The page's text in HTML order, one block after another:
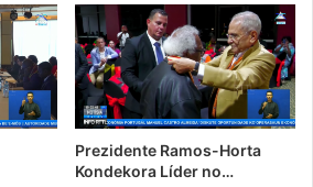
Prezidente Ramos-Horta
Kondekora Líder no…